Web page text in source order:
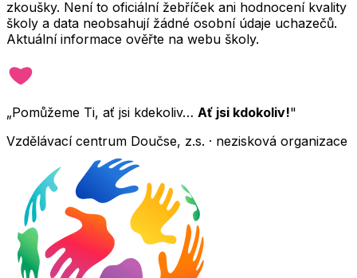
zkoušky. Není to oficiální žebříček ani hodnocení kvality
školy a data neobsahují žádné osobní údaje uchazečů.
Aktuální informace ověřte na webu školy.
„Pomůžeme Ti, ať jsi kdekoliv… Ať jsi kdokoliv!"
Vzdělávací centrum Doučse, z.s. · nezisková organizace